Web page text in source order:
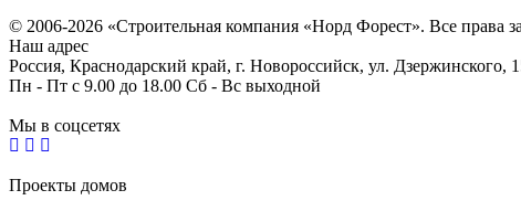
© 2006-2026 «Строительная компания «Норд Форест». Все права
Наш адрес
Россия, Краснодарский край, г. Новороссийск, ул. Дзержинского,
Пн - Пт с 9.00 до 18.00 Сб - Вс выходной
Мы в соцсетях
Проекты домов